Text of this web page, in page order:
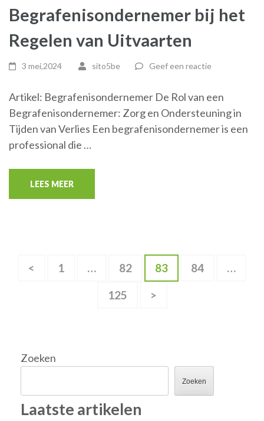
Begrafenisondernemer bij het
Regelen van Uitvaarten
3 mei,2024 sito5be Geef een reactie
Artikel: Begrafenisondernemer De Rol van een
Begrafenisondernemer: Zorg en Ondersteuning in
Tijden van Verlies Een begrafenisondernemer is een
professional die …
LEES MEER
Berichten
< Pagina
1 … Pagina
82 Pagina
83 Pagina
84
…
Pagina
125 >
Zoeken
Zoeken
Laatste artikelen